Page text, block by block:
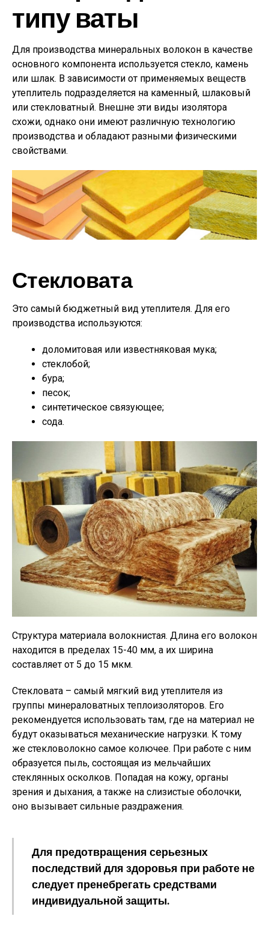
типу ваты
Для производства минеральных волокон в качестве
основного компонента используется стекло, камень
или шлак. В зависимости от применяемых веществ
утеплитель подразделяется на каменный, шлаковый
или стекловатный. Внешне эти виды изолятора
схожи, однако они имеют различную технологию
производства и обладают разными физическими
свойствами.
Стекловата
Это самый бюджетный вид утеплителя. Для его
производства используются:
доломитовая или известняковая мука;
стеклобой;
бура;
песок;
синтетическое связующее;
сода.
Структура материала волокнистая. Длина его волокон
находится в пределах 15-40 мм, а их ширина
составляет от 5 до 15 мкм.
Стекловата – самый мягкий вид утеплителя из
группы минераловатных теплоизоляторов. Его
рекомендуется использовать там, где на материал не
будут оказываться механические нагрузки. К тому
же стекловолокно самое колючее. При работе с ним
образуется пыль, состоящая из мельчайших
стеклянных осколков. Попадая на кожу, органы
зрения и дыхания, а также на слизистые оболочки,
оно вызывает сильные раздражения.
Для предотвращения серьезных
последствий для здоровья при работе не
следует пренебрегать средствами
индивидуальной защиты.